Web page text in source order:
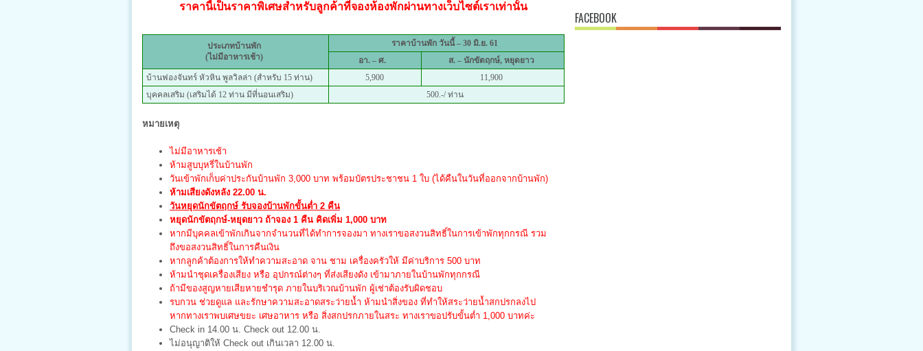
ราคานี้เป็นราคาพิเศษสำหรับลูกค้าที่จองห้องพักผ่านทางเว็บไซต์เราเท่านั้น
ประเภทบ้านพัก
(ไม่มีอาหารเช้า)
ราคาบ้านพัก วันนี้ – 30 มิ.ย. 61
อา. – ศ.
ส. – นักขัตฤกษ์, หยุดยาว
บ้านฟองจันทร์ หัวหิน พูลวิลล่า (สำหรับ 15 ท่าน)
5,900
11,900
บุคคลเสริม (เสริมได้ 12 ท่าน มีที่นอนเสริม)
500.-/ ท่าน
หมายเหตุ
ไม่มีอาหารเช้า
ห้ามสูบบุหรี่ในบ้านพัก
วันเข้าพักเก็บค่าประกันบ้านพัก 3,000 บาท พร้อมบัตรประชาชน 1 ใบ (ได้คืนในวันที่ออกจากบ้านพัก)
ห้ามเสียงดังหลัง 22.00 น.
วันหยุดนักขัตฤกษ์ รับจองบ้านพักขั้นต่ำ 2 คืน
หยุดนักขัตฤกษ์-หยุดยาว ถ้าจอง 1 คืน คิดเพิ่ม 1,000 บาท
หากมีบุคคลเข้าพักเกินจากจำนวนที่ได้ทำการจองมา ทางเราขอสงวนสิทธิ์ในการเข้าพักทุกกรณี รวม
ถึงขอสงวนสิทธิ์ในการคืนเงิน
หากลูกค้าต้องการให้ทำความสะอาด จาน ชาม เครื่องครัวให้ มีค่าบริการ 500 บาท
ห้ามนำชุดเครื่องเสียง หรือ อุปกรณ์ต่างๆ ที่ส่งเสียงดัง เข้ามาภายในบ้านพักทุกกรณี
ถ้ามีของสูญหายเสียหายชำรุด ภายในบริเวณบ้านพัก ผู้เช่าต้องรับผิดชอบ
รบกวน ช่วยดูแล และรักษาความสะอาดสระว่ายน้ำ ห้ามนำสิ่งของ ที่ทำให้สระว่ายน้ำสกปรกลงไป
หากทางเราพบเศษขยะ เศษอาหาร หรือ สิ่งสกปรกภายในสระ ทางเราขอปรับขั้นต่ำ 1,000 บาทค่ะ
Check in 14.00 น. Check out 12.00 น.
ไม่อนุญาติให้ Check out เกินเวลา 12.00 น.
FACEBOOK